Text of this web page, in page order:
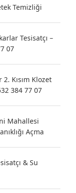
Temizliği
Tesisatçı –
07
Kısım Klozet
384 77 07
Mahallesi
Açma
& Su